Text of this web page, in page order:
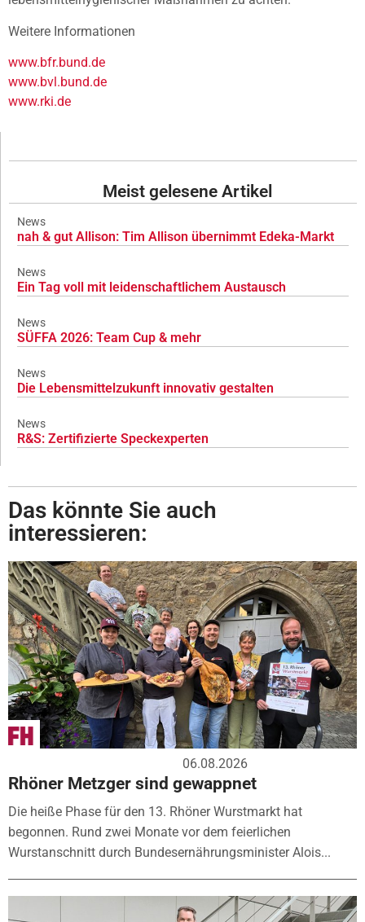
Weitere Informationen
www.bfr.bund.de
www.bvl.bund.de
www.rki.de
Meist gelesene Artikel
News
nah & gut Allison: Tim Allison übernimmt Edeka-Markt
News
Ein Tag voll mit leidenschaftlichem Austausch
News
SÜFFA 2026: Team Cup & mehr
News
Die Lebensmittelzukunft innovativ gestalten
News
R&S: Zertifizierte Speckexperten
Das könnte Sie auch
interessieren:
06.08.2026
Rhöner Metzger sind gewappnet
Die heiße Phase für den 13. Rhöner Wurstmarkt hat
begonnen. Rund zwei Monate vor dem feierlichen
Wurstanschnitt durch Bundesernährungsminister Alois...